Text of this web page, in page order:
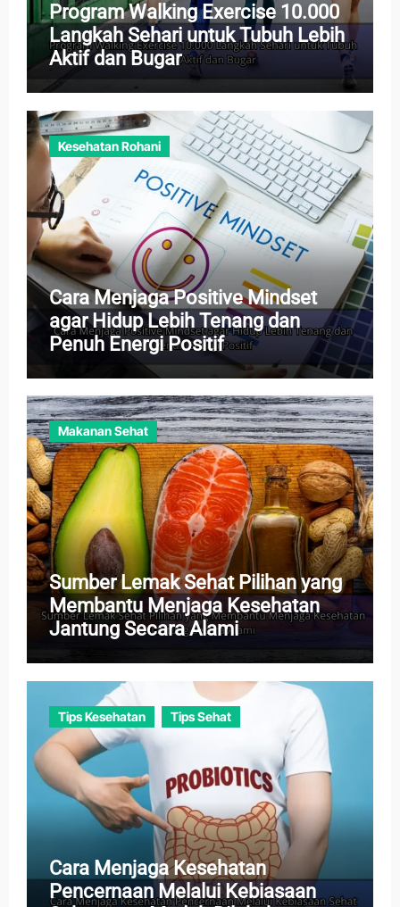
Program Walking Exercise 10.000
Langkah Sehari untuk Tubuh Lebih
Aktif dan Bugar
Kesehatan Rohani
Cara Menjaga Positive Mindset
agar Hidup Lebih Tenang dan
Penuh Energi Positif
Makanan Sehat
Sumber Lemak Sehat Pilihan yang
Membantu Menjaga Kesehatan
Jantung Secara Alami
Tips Kesehatan Tips Sehat
Cara Menjaga Kesehatan
Pencernaan Melalui Kebiasaan